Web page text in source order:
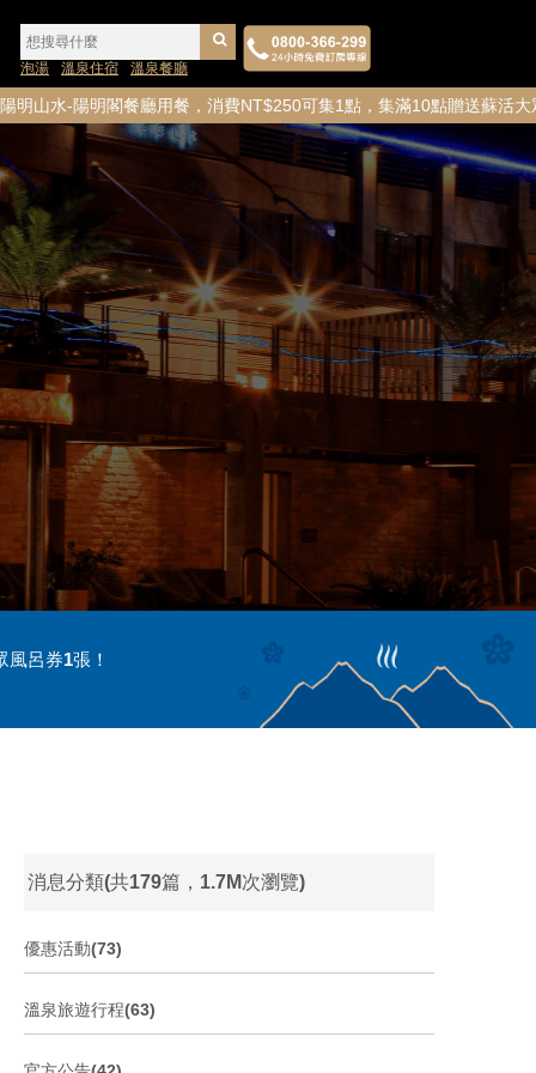
泡湯 溫泉住宿 溫泉餐廳
廳用餐，消費NT$250可集1點，集滿10點贈送蘇活大眾風呂券1
呂券1張！
消息分類(共179篇，1.7M次瀏覽)
優惠活動(73)
溫泉旅遊行程(63)